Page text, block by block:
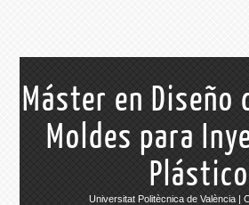
Máster en Diseño
Moldes para
Plástico
Universitat Politècnica de València |